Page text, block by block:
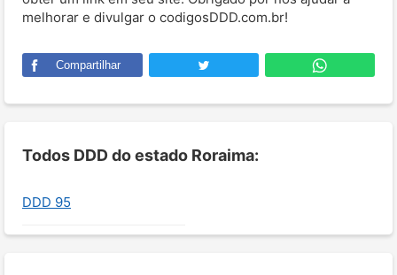
melhorar e divulgar o codigosDDD.com.br!
Compartilhar
Todos DDD do estado Roraima:
DDD 95